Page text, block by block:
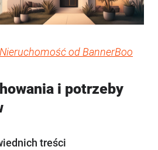
od BannerBoo
i potrzeby
treści